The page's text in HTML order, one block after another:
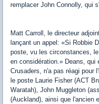
remplacer John Connolly, qui
Matt Carroll, le directeur
lançant un appel: «Si Robbie
poste, vu les circonstances,
en considération.» Deans, qui
Crusaders, n'a pas réagi pour
le poste Laurie Fisher (ACT
Waratah), John Muggleton
(Auckland), ainsi que l'ancien